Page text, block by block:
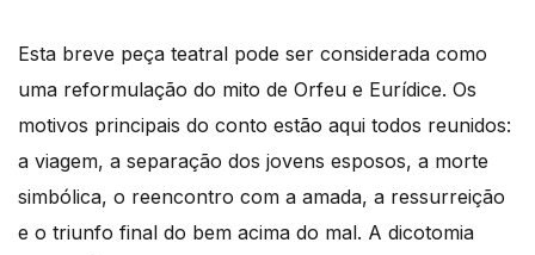
Esta breve peça teatral pode ser considerada como
uma reformulação do mito de Orfeu e Eurídice. Os
motivos principais do conto estão aqui todos reunidos:
a viagem, a separação dos jovens esposos, a morte
simbólica, o reencontro com a amada, a ressurreição
e o triunfo final do bem acima do mal. A dicotomia